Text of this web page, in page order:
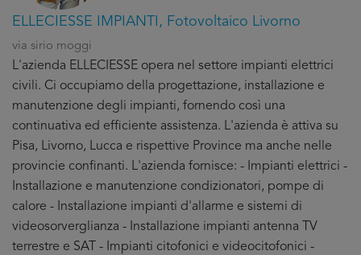
ELLECIESSE IMPIANTI, Fotovoltaico Livorno
via sirio moggi
L'azienda ELLECIESSE opera nel settore impianti elettrici
civili. Ci occupiamo della progettazione, installazione e
manutenzione degli impianti, fornendo così una
continuativa ed efficiente assistenza. L'azienda è attiva su
Pisa, Livorno, Lucca e rispettive Province ma anche nelle
provincie confinanti. L'azienda fornisce: - Impianti elettrici -
Installazione e manutenzione condizionatori, pompe di
calore - Installazione impianti d'allarme e sistemi di
videosorverglianza - Installazione impianti antenna TV
terrestre e SAT - Impianti citofonici e videocitofonici -